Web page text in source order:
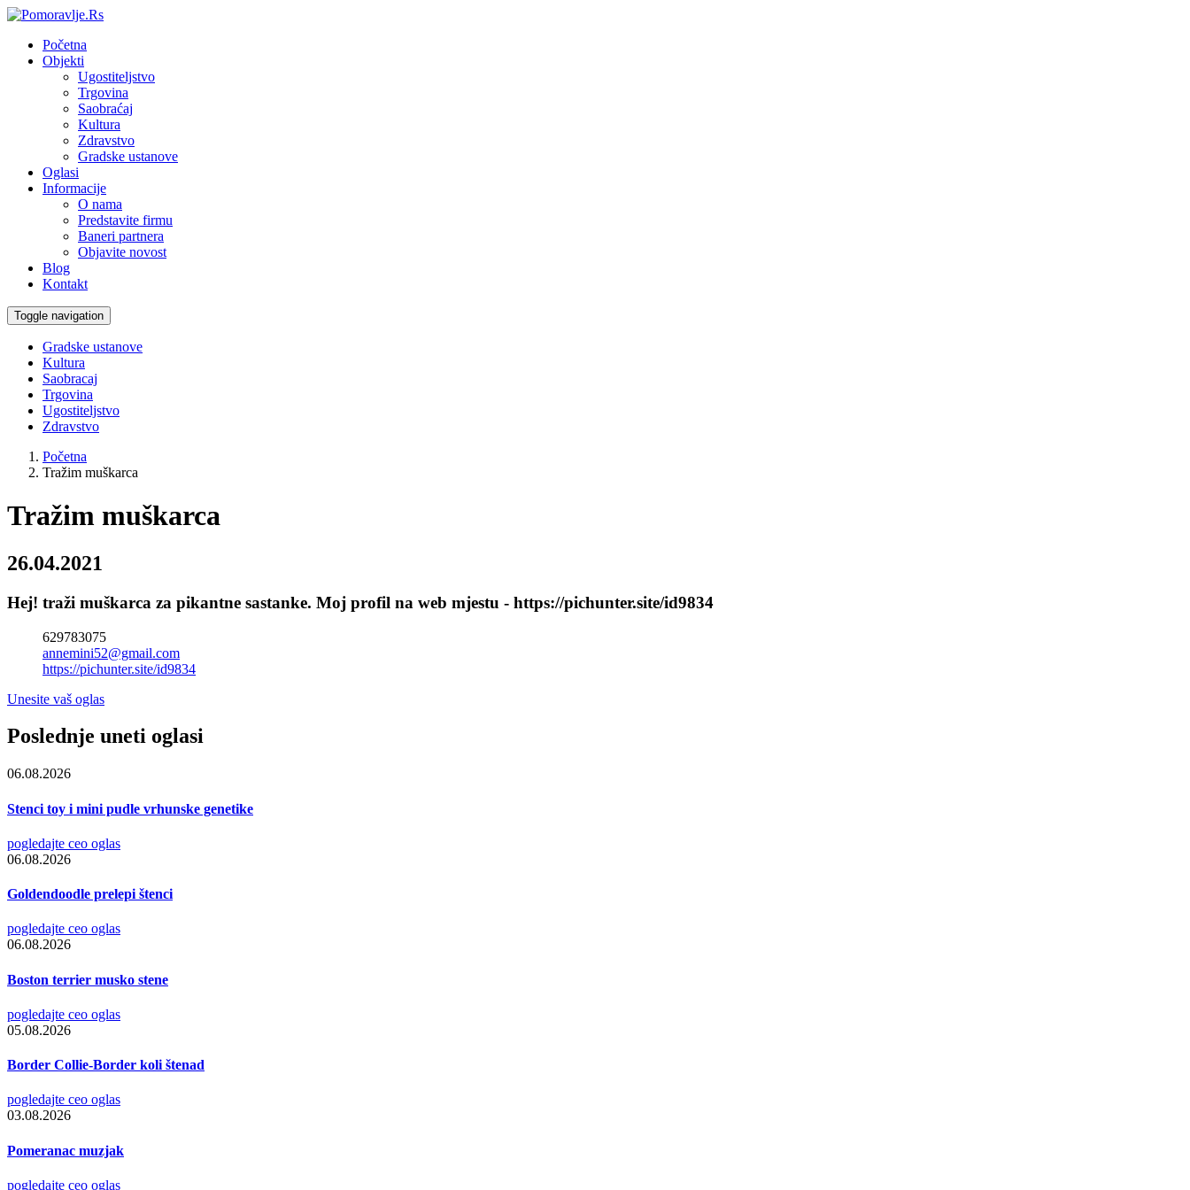
Početna
Objekti
Ugostiteljstvo
Trgovina
Saobraćaj
Kultura
Zdravstvo
Gradske ustanove
Oglasi
Informacije
O nama
Predstavite firmu
Baneri partnera
Objavite novost
Blog
Kontakt
Toggle navigation
Gradske ustanove
Kultura
Saobracaj
Trgovina
Ugostiteljstvo
Zdravstvo
Početna
Tražim muškarca
Tražim muškarca
26.04.2021
Hej! traži muškarca za pikantne sastanke. Moj profil na web mjestu - https://pichunter.site/id9834
629783075
annemini52@gmail.com
https://pichunter.site/id9834
Unesite vaš oglas
Poslednje uneti oglasi
06.08.2026
Stenci toy i mini pudle vrhunske genetike
pogledajte ceo oglas
06.08.2026
Goldendoodle prelepi štenci
pogledajte ceo oglas
06.08.2026
Boston terrier musko stene
pogledajte ceo oglas
05.08.2026
Border Collie-Border koli štenad
pogledajte ceo oglas
03.08.2026
Pomeranac muzjak
pogledajte ceo oglas